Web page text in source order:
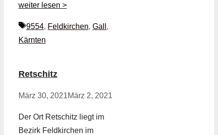
weiter lesen >
Schlagwörter
9554, Feldkirchen, Gall ,
Kärnten
Retschitz
März 30, 2021März 2, 2021
Der Ort Retschitz liegt im
Bezirk Feldkirchen im